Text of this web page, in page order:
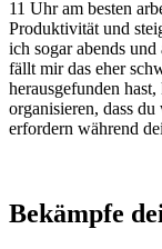
11 Uhr am besten
Produktivität und
ich sogar abends
fällt mir das eher
herausgefunden
organisieren, dass
erfordern während
Bekämpfe